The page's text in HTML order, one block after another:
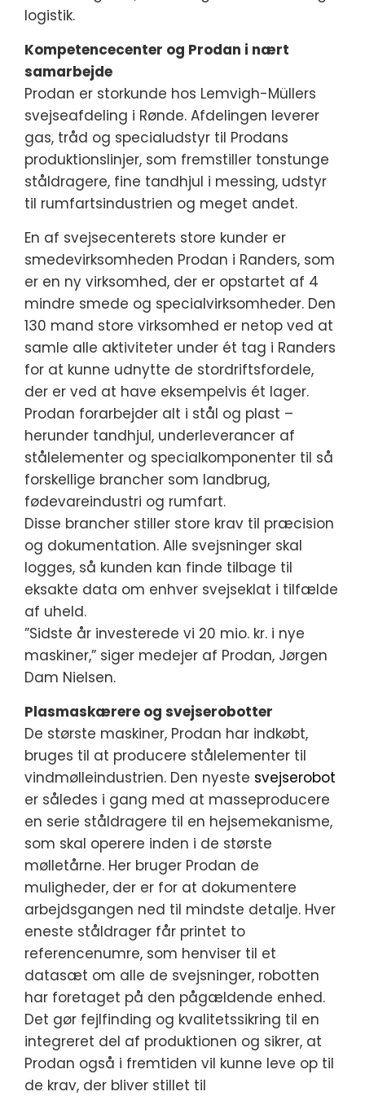
logistik.
Kompetencecenter og Prodan i nært
samarbejde
Prodan er storkunde hos Lemvigh-Müllers
svejseafdeling i Rønde. Afdelingen leverer
gas, tråd og specialudstyr til Prodans
produktionslinjer, som fremstiller tonstunge
ståldragere, fine tandhjul i messing, udstyr
til rumfartsindustrien og meget andet.
En af svejsecenterets store kunder er
smedevirksomheden Prodan i Randers, som
er en ny virksomhed, der er opstartet af 4
mindre smede og specialvirksomheder. Den
130 mand store virksomhed er netop ved at
samle alle aktiviteter under ét tag i Randers
for at kunne udnytte de stordriftsfordele,
der er ved at have eksempelvis ét lager.
Prodan forarbejder alt i stål og plast –
herunder tandhjul, underleverancer af
stålelementer og specialkomponenter til så
forskellige brancher som landbrug,
fødevareindustri og rumfart.
Disse brancher stiller store krav til præcision
og dokumentation. Alle svejsninger skal
logges, så kunden kan finde tilbage til
eksakte data om enhver svejseklat i tilfælde
af uheld.
”Sidste år investerede vi 20 mio. kr. i nye
maskiner,” siger medejer af Prodan, Jørgen
Dam Nielsen.
Plasmaskærere og svejserobotter
De største maskiner, Prodan har indkøbt,
bruges til at producere stålelementer til
vindmølleindustrien. Den nyeste svejserobot
er således i gang med at masseproducere
en serie ståldragere til en hejsemekanisme,
som skal operere inden i de største
mølletårne. Her bruger Prodan de
muligheder, der er for at dokumentere
arbejdsgangen ned til mindste detalje. Hver
eneste ståldrager får printet to
referencenumre, som henviser til et
datasæt om alle de svejsninger, robotten
har foretaget på den pågældende enhed.
Det gør fejlfinding og kvalitetssikring til en
integreret del af produktionen og sikrer, at
Prodan også i fremtiden vil kunne leve op til
de krav, der bliver stillet til